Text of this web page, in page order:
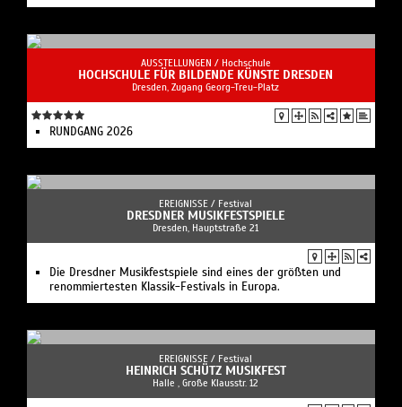
AUSSTELLUNGEN / Hochschule
HOCHSCHULE FÜR BILDENDE KÜNSTE DRESDEN
Dresden, Zugang Georg-Treu-Platz
RUNDGANG 2026
EREIGNISSE / Festival
DRESDNER MUSIKFESTSPIELE
Dresden, Hauptstraße 21
Die Dresdner Musikfestspiele sind eines der größten und
renommiertesten Klassik-Festivals in Europa.
EREIGNISSE / Festival
HEINRICH SCHÜTZ MUSIKFEST
Halle , Große Klausstr. 12